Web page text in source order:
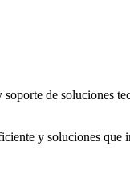
de soluciones
y soluciones que